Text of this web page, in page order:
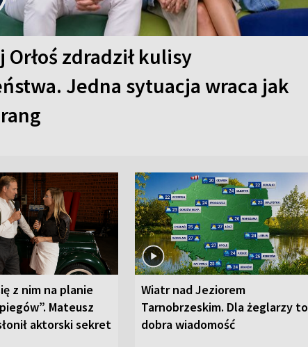
Orłoś zdradził kulisy
Jedna sytuacja wraca jak
z nim na planie
Mateusz
aktorski sekret
Wiatr nad Jeziorem
Tarnobrzeskim. Dla żeglarzy to
dobra wiadomość